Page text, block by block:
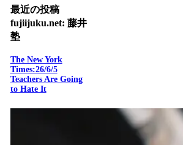
最近の投稿
fujiijuku.net: 藤井
塾
The New York
Times:26/6/5
Teachers Are Going
to Hate It